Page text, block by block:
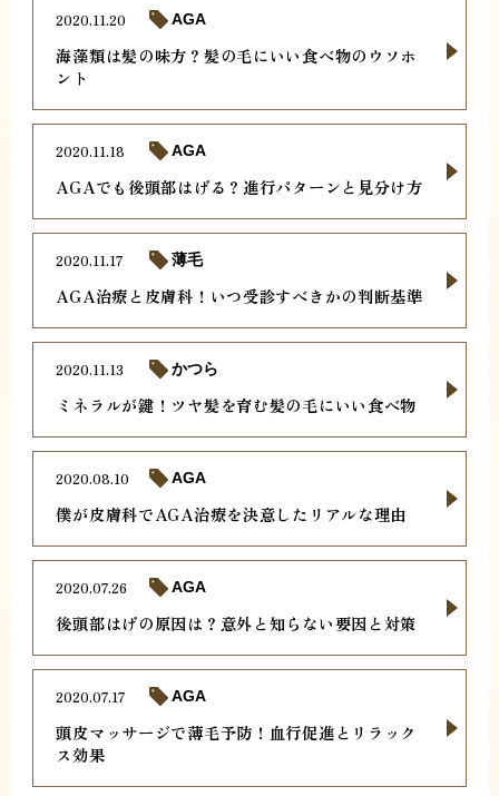
海藻類は髪の味方？髪の毛にいい食べ物のウソホ
ント
2020.11.20 AGA
AGAでも後頭部はげる？進行パターンと見分け方
2020.11.18 AGA
AGA治療と皮膚科！いつ受診すべきかの判断基準
2020.11.17 薄毛
ミネラルが鍵！ツヤ髪を育む髪の毛にいい食べ物
2020.11.13 かつら
僕が皮膚科でAGA治療を決意したリアルな理由
2020.08.10 AGA
後頭部はげの原因は？意外と知らない要因と対策
2020.07.26 AGA
頭皮マッサージで薄毛予防！血行促進とリラック
ス効果
2020.07.17 AGA